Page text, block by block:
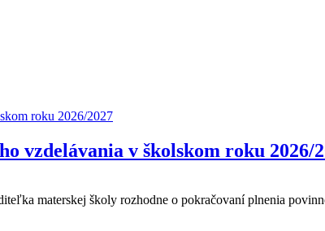
vzdelávania v školskom roku 2026/
materskej školy rozhodne o pokračovaní plnenia